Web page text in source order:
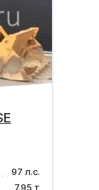
97 л.с.
7.95 т